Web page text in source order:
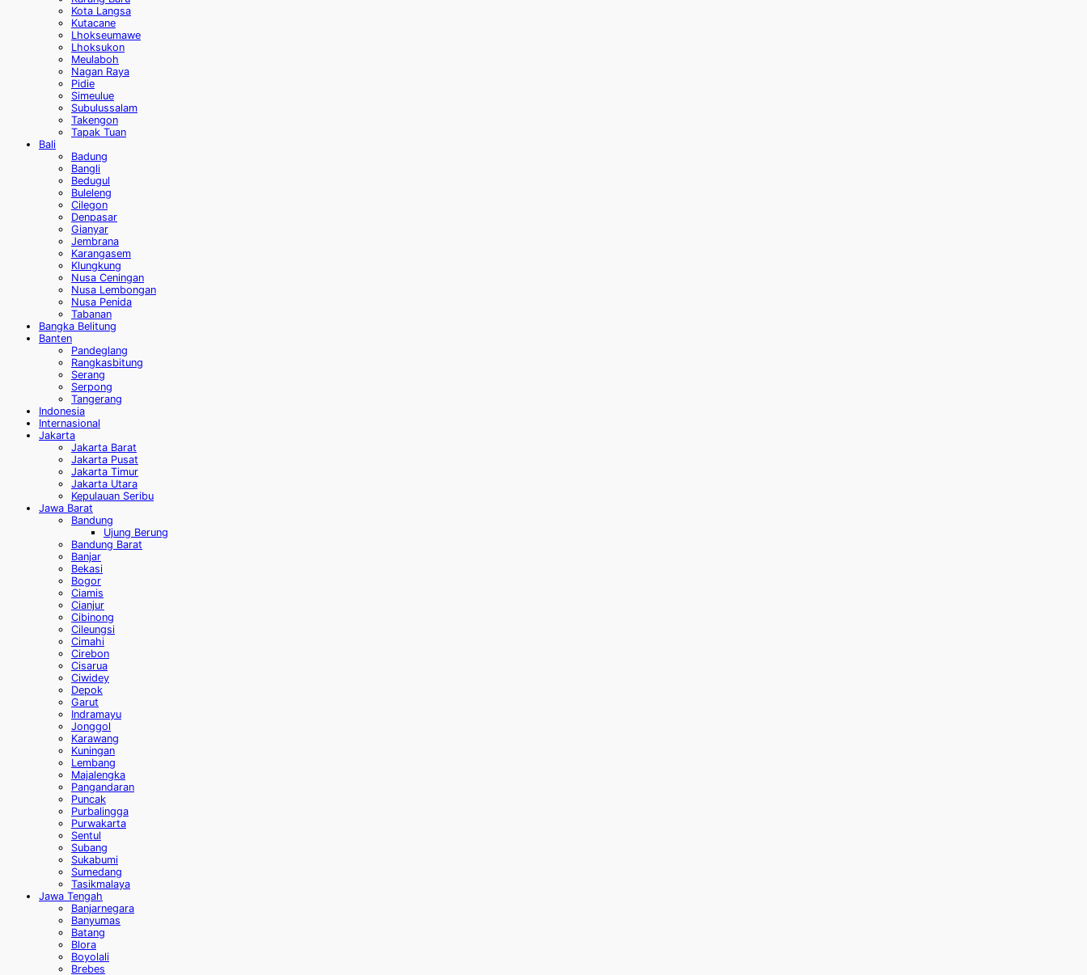
Kota Langsa
Kutacane
Lhokseumawe
Lhoksukon
Meulaboh
Nagan Raya
Pidie
Simeulue
Subulussalam
Takengon
Tapak Tuan
Bali
Badung
Bangli
Bedugul
Buleleng
Cilegon
Denpasar
Gianyar
Jembrana
Karangasem
Klungkung
Nusa Ceningan
Nusa Lembongan
Nusa Penida
Tabanan
Bangka Belitung
Banten
Pandeglang
Rangkasbitung
Serang
Serpong
Tangerang
Indonesia
Internasional
Jakarta
Jakarta Barat
Jakarta Pusat
Jakarta Timur
Jakarta Utara
Kepulauan Seribu
Jawa Barat
Bandung
Ujung Berung
Bandung Barat
Banjar
Bekasi
Bogor
Ciamis
Cianjur
Cibinong
Cileungsi
Cimahi
Cirebon
Cisarua
Ciwidey
Depok
Garut
Indramayu
Jonggol
Karawang
Kuningan
Lembang
Majalengka
Pangandaran
Puncak
Purbalingga
Purwakarta
Sentul
Subang
Sukabumi
Sumedang
Tasikmalaya
Jawa Tengah
Banjarnegara
Banyumas
Batang
Blora
Boyolali
Brebes